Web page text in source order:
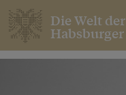
Die Welt der
Habsburger